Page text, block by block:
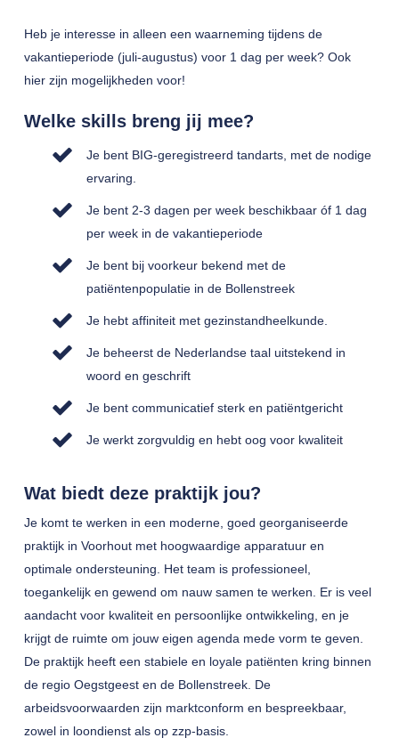
Heb je interesse in alleen een waarneming tijdens de
vakantieperiode (juli-augustus) voor 1 dag per week? Ook
hier zijn mogelijkheden voor!
Welke skills breng jij mee?
Je bent BIG-geregistreerd tandarts, met de nodige
ervaring.
Je bent 2-3 dagen per week beschikbaar óf 1 dag
per week in de vakantieperiode
Je bent bij voorkeur bekend met de
patiëntenpopulatie in de Bollenstreek
Je hebt affiniteit met gezinstandheelkunde.
Je beheerst de Nederlandse taal uitstekend in
woord en geschrift
Je bent communicatief sterk en patiëntgericht
Je werkt zorgvuldig en hebt oog voor kwaliteit
Wat biedt deze praktijk jou?
Je komt te werken in een moderne, goed georganiseerde
praktijk in Voorhout met hoogwaardige apparatuur en
optimale ondersteuning. Het team is professioneel,
toegankelijk en gewend om nauw samen te werken. Er is veel
aandacht voor kwaliteit en persoonlijke ontwikkeling, en je
krijgt de ruimte om jouw eigen agenda mede vorm te geven.
De praktijk heeft een stabiele en loyale patiënten kring binnen
de regio Oegstgeest en de Bollenstreek. De
arbeidsvoorwaarden zijn marktconform en bespreekbaar,
zowel in loondienst als op zzp-basis.